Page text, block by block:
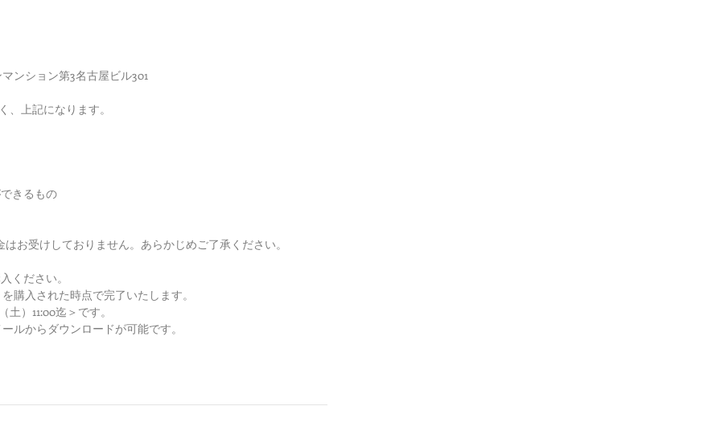
ンション第3名古屋ビル301
、上記になります。
きるもの
お受けしておりません。あらかじめご了承ください。
ください。
購入された時点で完了いたします。
）11:00迄＞です。
ルからダウンロードが可能です。